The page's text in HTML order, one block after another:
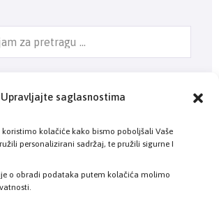
Upravljajte saglasnostima
kolačiće kako bismo poboljšali Vaše
personalizirani sadržaj, te pružili sigurne I
o obradi podataka putem kolačića molimo
ZZO KS. Mogu li dobiti hitnu
u drugom kantonu ili entitetu?